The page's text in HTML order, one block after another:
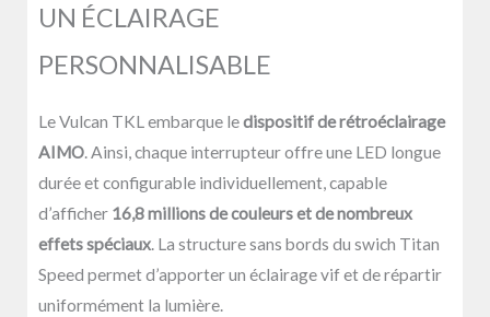
UN ÉCLAIRAGE
PERSONNALISABLE
Le Vulcan TKL embarque ledispositif de rétroéclairage
AIMO. Ainsi, chaque interrupteur offre une LED longue
durée et configurable individuellement, capable
d’afficher 16,8 millions de couleurs et de nombreux
effets spéciaux. La structure sans bords du swich Titan
Speed permet d’apporter un éclairage vif et de répartir
uniformément la lumière.